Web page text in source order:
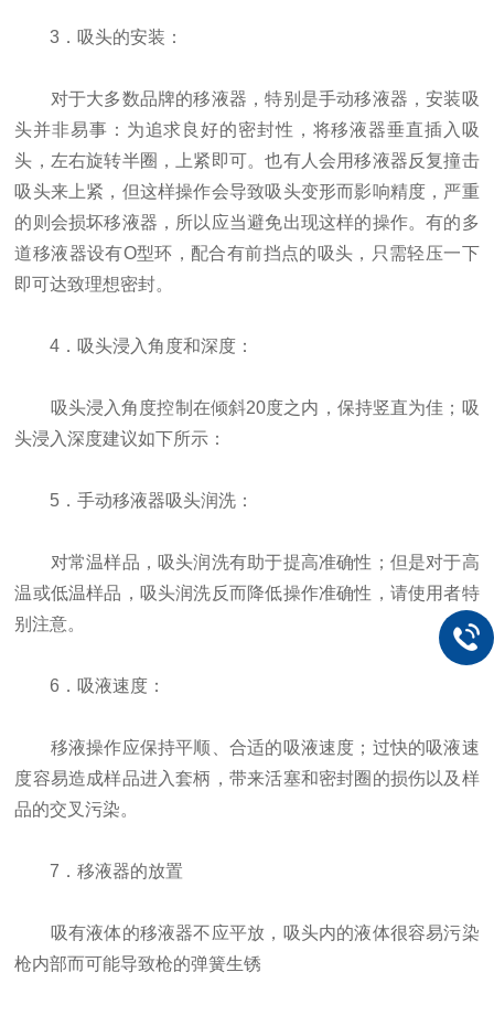
3．吸头的安装：
对于大多数品牌的移液器，特别是手动移液器，安装吸
头并非易事：为追求良好的密封性，将移液器垂直插入吸
头，左右旋转半圈，上紧即可。也有人会用移液器反复撞击
吸头来上紧，但这样操作会导致吸头变形而影响精度，严重
的则会损坏移液器，所以应当避免出现这样的操作。有的多
道移液器设有O型环，配合有前挡点的吸头，只需轻压一下
即可达致理想密封。
4．吸头浸入角度和深度：
吸头浸入角度控制在倾斜20度之内，保持竖直为佳；吸
头浸入深度建议如下所示：
5．手动移液器吸头润洗：
对常温样品，吸头润洗有助于提高准确性；但是对于高
温或低温样品，吸头润洗反而降低操作准确性，请使用者特
别注意。
6．吸液速度：
移液操作应保持平顺、合适的吸液速度；过快的吸液速
度容易造成样品进入套柄，带来活塞和密封圈的损伤以及样
品的交叉污染。
7．移液器的放置
吸有液体的移液器不应平放，吸头内的液体很容易污染
枪内部而可能导致枪的弹簧生锈